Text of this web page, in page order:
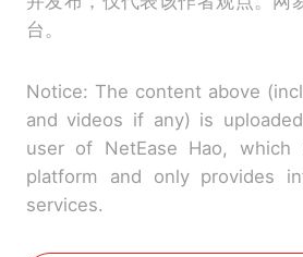
台。
Notice: The content above
and videos if any) is
user of NetEase Hao, which
platform and only provides
services.